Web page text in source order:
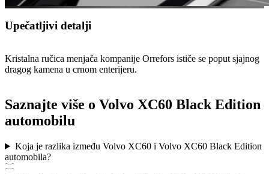
Upečatljivi detalji
Kristalna ručica menjača kompanije Orrefors ističe se poput sjajnog
dragog kamena u crnom enterijeru.
Saznajte više o Volvo XC60 Black Edition
automobilu
Koja je razlika između Volvo XC60 i Volvo XC60 Black Edition
automobila?